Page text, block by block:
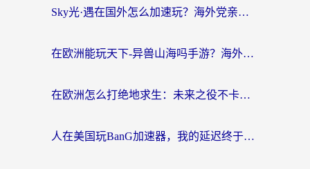
Sky光·遇在国外怎么加速玩？海外党亲测有效的国服游戏加速指南
在欧洲能玩天下-异兽山海吗手游？海外玩家的加速器生存指南
在欧洲怎么打绝地求生：未来之役不卡？留学生亲测的加速器避坑指南
人在美国玩BanG加速器，我的延迟终于绿了